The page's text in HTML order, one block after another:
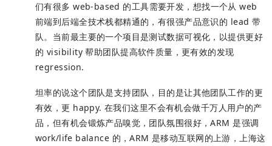
们有很多 web-based 的工具需要开发，想找一个从 web
前端到后端全技术栈都精通的，有很强产品意识的 lead 带
队。当前最主要的一个项目是测试数据可视化，以提供更好
的 visibility 帮助团队提高软件质量，更有效的发现
regression.
坦率的说这个团队是支持团队，目的是让其他团队工作的更
有效，更 happy. 在我们这里不会有机会做千万人用户的产
品，但有机会锻炼产品嗅觉，团队氛围很好，ARM 是强调
work/life balance 的，ARM 是移动互联网的上游，上海这